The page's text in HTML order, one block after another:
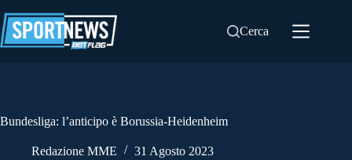
al
contenuto
Cerca
Bundesliga: l’anticipo è Borussia-Heidenheim
Redazione MME 31 Agosto 2023